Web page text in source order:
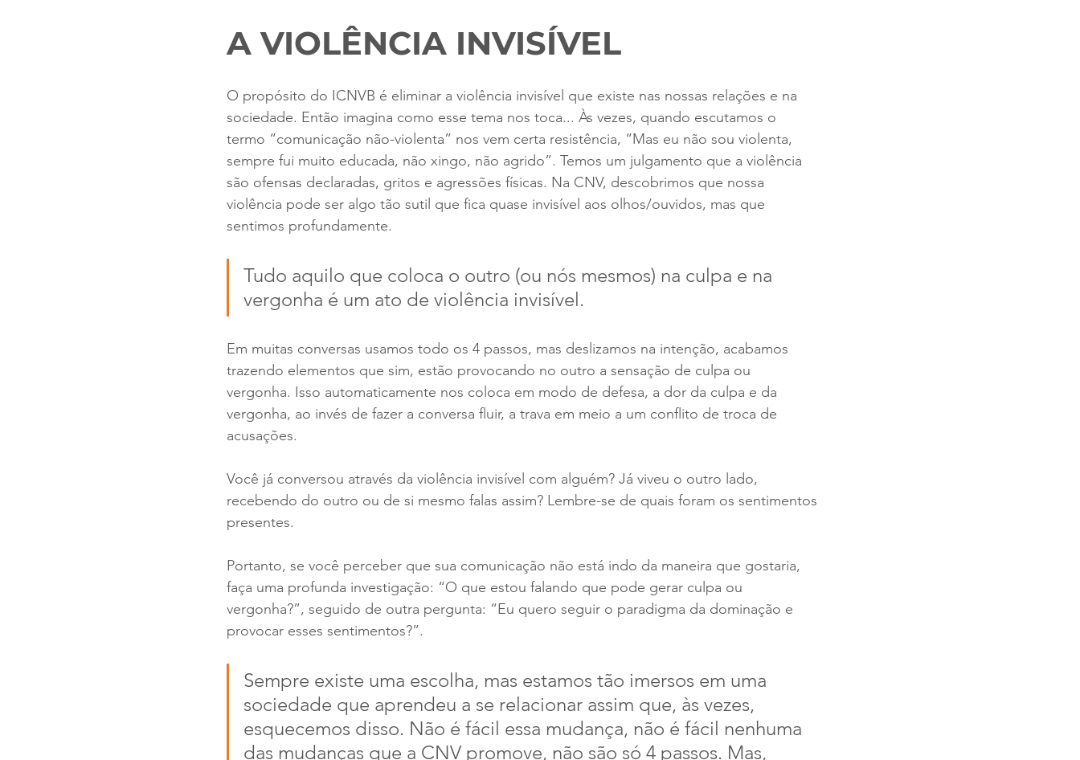
A VIOLÊNCIA INVISÍVEL
O propósito do ICNVB é eliminar a violência invisível que existe nas nossas relações e na
sociedade. Então imagina como esse tema nos toca... Às vezes, quando escutamos o
termo “comunicação não-violenta” nos vem certa resistência, “Mas eu não sou violenta,
sempre fui muito educada, não xingo, não agrido”. Temos um julgamento que a violência
são ofensas declaradas, gritos e agressões físicas. Na CNV, descobrimos que nossa
violência pode ser algo tão sutil que fica quase invisível aos olhos/ouvidos, mas que
sentimos profundamente.
Tudo aquilo que coloca o outro (ou nós mesmos) na culpa e na
vergonha é um ato de violência invisível.
Em muitas conversas usamos todo os 4 passos, mas deslizamos na intenção, acabamos
trazendo elementos que sim, estão provocando no outro a sensação de culpa ou
vergonha. Isso automaticamente nos coloca em modo de defesa, a dor da culpa e da
vergonha, ao invés de fazer a conversa fluir, a trava em meio a um conflito de troca de
acusações.
Você já conversou através da violência invisível com alguém? Já viveu o outro lado,
recebendo do outro ou de si mesmo falas assim? Lembre-se de quais foram os sentimentos
presentes.
Portanto, se você perceber que sua comunicação não está indo da maneira que gostaria,
faça uma profunda investigação: “O que estou falando que pode gerar culpa ou
vergonha?”, seguido de outra pergunta: “Eu quero seguir o paradigma da dominação e
provocar esses sentimentos?”.
Sempre existe uma escolha, mas estamos tão imersos em uma
sociedade que aprendeu a se relacionar assim que, às vezes,
esquecemos disso. Não é fácil essa mudança, não é fácil nenhuma
das mudanças que a CNV promove, não são só 4 passos. Mas,